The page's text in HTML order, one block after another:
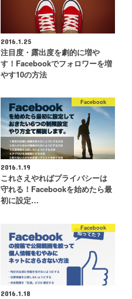
2016.1.25
注目度・露出度を劇的に増や
す！Facebookでフォロワーを増
やす10の方法
Facebook
2016.1.19
これさえやればプライバシーは
守れる！Facebookを始めたら最
初に設定…
Facebook
2016.1.18